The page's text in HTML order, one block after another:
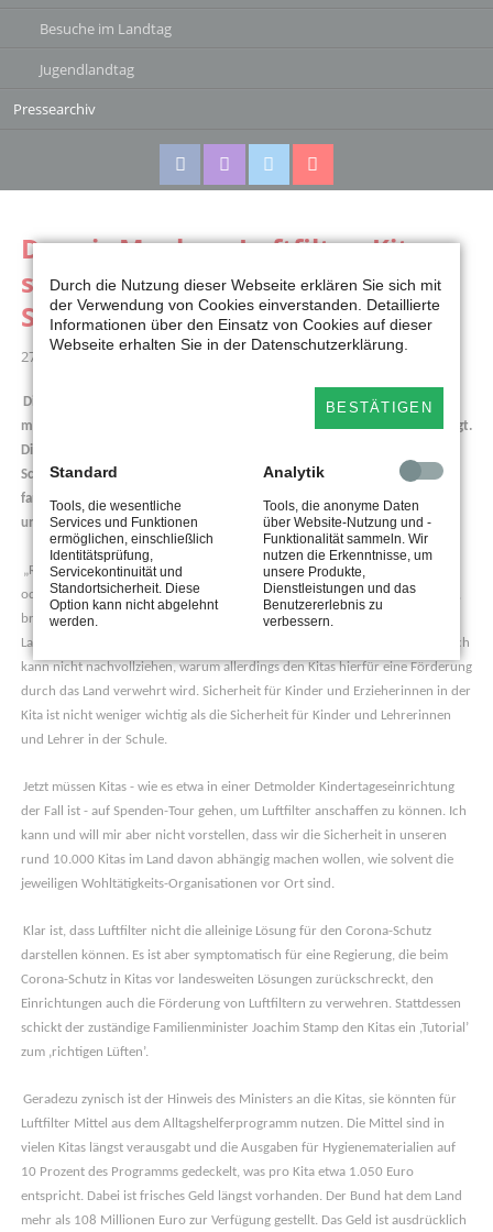
Besuche im Landtag
Jugendlandtag
Pressearchiv
FacebookInstagramTwitterTwitter
Dennis Maelzer: Luftfilter: Kitas
sollten für ihre Sicherheit nicht
Spenden sammeln müssen
27.11.2020 09:53
Die Landesregierung hat ein Förderprogramm für die Anschaffung von
mobilen Luftfiltergeräten zur Bekämpfung der Corona-Pandemie aufgelegt.
Dies gilt ausschließlich für Klassenräume und Lehrerzimmer in
Schulgebäuden. Kitas gehen hingegen leer aus. Das kritisiert der
familienpolitische Sprecher der SPD-Fraktion im Landtag, Dennis Maelzer,
und fordert mehr Engagement vom Land:
„Rund 1.000 Kitas sind laut NRW-Familienministerium corona-bedingt ganz
oder teilweise geschlossen. Um Sicherheit in unseren Kitas zu gewährleisten,
braucht es ein breiteres Maßnahmenpaket als bisher von der
Landesregierung vorgesehen. Luftfilter können dabei einen Beitrag leisten. Ich
kann nicht nachvollziehen, warum allerdings den Kitas hierfür eine Förderung
durch das Land verwehrt wird. Sicherheit für Kinder und Erzieherinnen in der
Kita ist nicht weniger wichtig als die Sicherheit für Kinder und Lehrerinnen
und Lehrer in der Schule.
Jetzt müssen Kitas - wie es etwa in einer Detmolder Kindertageseinrichtung
der Fall ist - auf Spenden-Tour gehen, um Luftfilter anschaffen zu können. Ich
kann und will mir aber nicht vorstellen, dass wir die Sicherheit in unseren
rund 10.000 Kitas im Land davon abhängig machen wollen, wie solvent die
jeweiligen Wohltätigkeits-Organisationen vor Ort sind.
Klar ist, dass Luftfilter nicht die alleinige Lösung für den Corona-Schutz
darstellen können. Es ist aber symptomatisch für eine Regierung, die beim
Corona-Schutz in Kitas vor landesweiten Lösungen zurückschreckt, den
Einrichtungen auch die Förderung von Luftfiltern zu verwehren. Stattdessen
schickt der zuständige Familienminister Joachim Stamp den Kitas ein ,Tutorial’
zum ‚richtigen Lüften’.
Geradezu zynisch ist der Hinweis des Ministers an die Kitas, sie könnten für
Luftfilter Mittel aus dem Alltagshelferprogramm nutzen. Die Mittel sind in
vielen Kitas längst verausgabt und die Ausgaben für Hygienematerialien auf
10 Prozent des Programms gedeckelt, was pro Kita etwa 1.050 Euro
entspricht. Dabei ist frisches Geld längst vorhanden. Der Bund hat dem Land
mehr als 108 Millionen Euro zur Verfügung gestellt. Das Geld ist ausdrücklich
Durch die Nutzung dieser Webseite erklären Sie sich mit
der Verwendung von Cookies einverstanden. Detaillierte
Informationen über den Einsatz von Cookies auf dieser
Webseite erhalten Sie in der Datenschutzerklärung.
BESTÄTIGEN
Standard
Tools, die wesentliche
Services und Funktionen
ermöglichen, einschließlich
Identitätsprüfung,
Servicekontinuität und
Standortsicherheit. Diese
Option kann nicht abgelehnt
werden.
Analytik
Tools, die anonyme Daten
über Website-Nutzung und -
Funktionalität sammeln. Wir
nutzen die Erkenntnisse, um
unsere Produkte,
Dienstleistungen und das
Benutzererlebnis zu
verbessern.